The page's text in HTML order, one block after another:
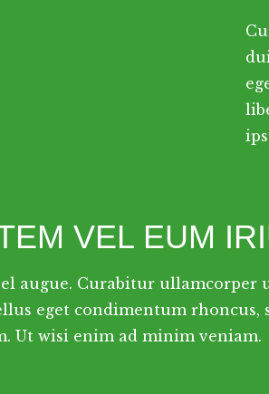
VEL EUM
augue. Curabitur ullamcorper
eget condimentum
Ut wisi enim ad minim veniam.